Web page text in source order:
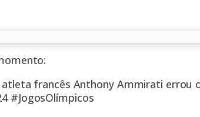
atleta francês Anthony Ammirati errou
#JogosOlímpicos